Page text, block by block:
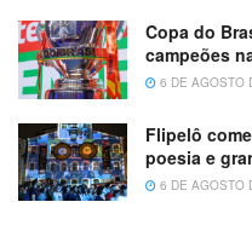
Copa do
campeões
6 DE AGOSTO
Flipelô
poesia e
6 DE AGOSTO